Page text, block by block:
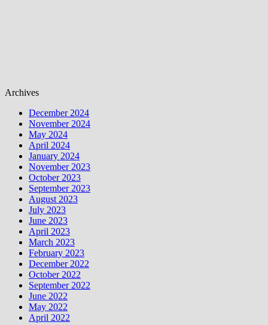
Archives
December 2024
November 2024
May 2024
April 2024
January 2024
November 2023
October 2023
September 2023
August 2023
July 2023
June 2023
April 2023
March 2023
February 2023
December 2022
October 2022
September 2022
June 2022
May 2022
April 2022